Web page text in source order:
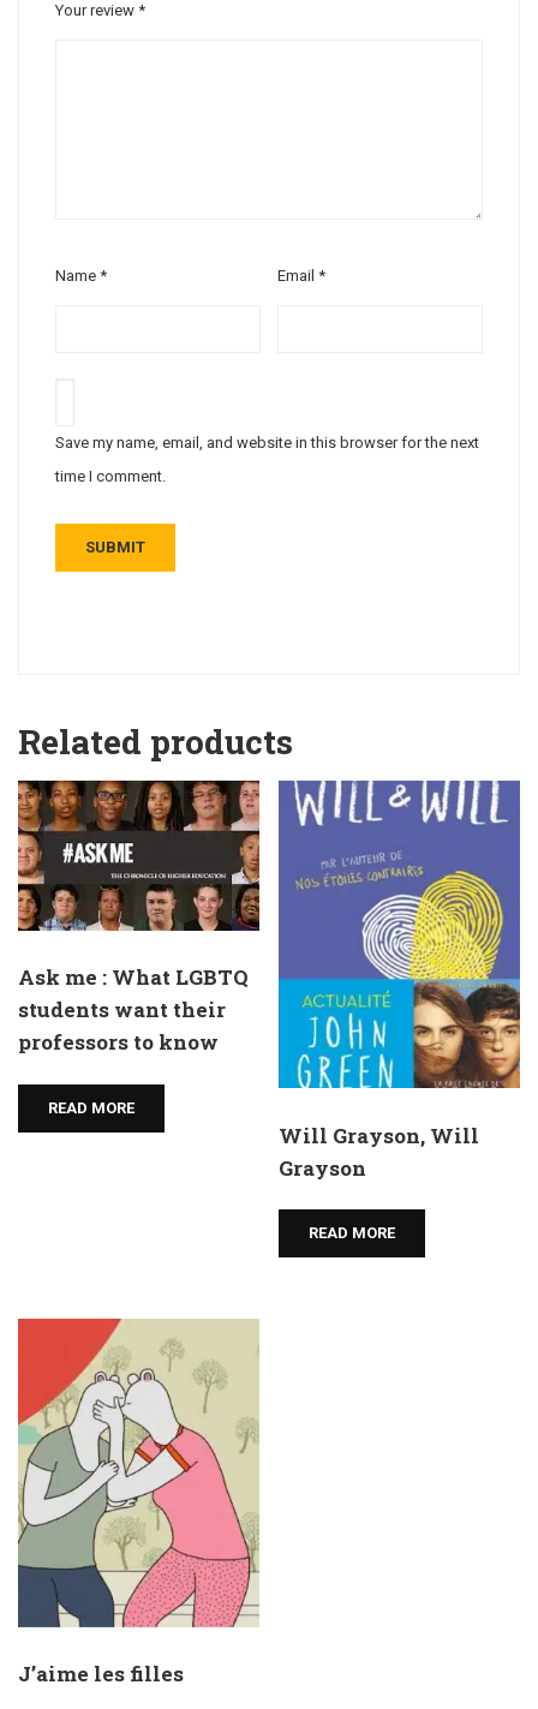
Your review *
Name * Email*
Save my name, email, and website in this browser for the next
time I comment.
Related products
Ask me : What LGBTQ
students want their
professors to know
READ MORE
Will Grayson, Will
Grayson
READ MORE
J’aime les filles